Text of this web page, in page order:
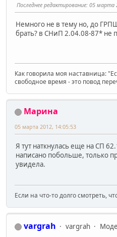
Последнее редактирование: 05 марта
Немного не в тему но, до
брать? в СНиП 2.04.08-87* не
Как говорила моя наставница:
свободное время - это повод
Марина
05 марта 2012, 14:05:53
Я тут наткнулась еще на СП
написано побольше, только
увидела.
Если на что-то долго смотреть,
vargrah vargrah